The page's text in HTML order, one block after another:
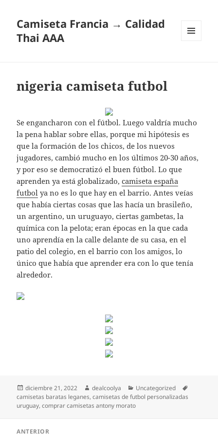
Camiseta Francia → Calidad
Thai AAA
nigeria camiseta futbol
Se engancharon con el fútbol. Luego valdría mucho
la pena hablar sobre ellas, porque mi hipótesis es
que la formación de los chicos, de los nuevos
jugadores, cambió mucho en los últimos 20-30 años,
y por eso se democratizó el buen fútbol. Lo que
aprenden ya está globalizado,camiseta españa
futbol ya no es lo que hay en el barrio. Antes veías
que había ciertas cosas que las hacía un brasileño,
un argentino, un uruguayo, ciertas gambetas, la
química con la pelota; eran épocas en la que cada
uno aprendía en la calle delante de su casa, en el
patio del colegio, en el barrio con los amigos, lo
único que había que aprender era con lo que tenía
alrededor.
Publicado
el
diciembre 21, 2022 Autor
dealcoolya Categorías
Uncategorized
camisetas baratas leganes,camisetas de futbol personalizadas
uruguay,comprar camisetas antony morato
ANTERIOR